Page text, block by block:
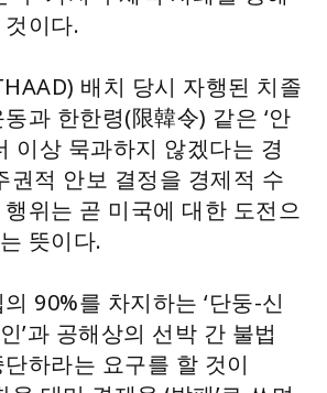
이다.
배치 당시 자행된 치졸
과 한한령(限韓令) 같은 ‘안
이상 묵과하지 않겠다는 경
권적 안보 결정을 경제적 수
위는 곧 미국에 대한 도전으
뜻이다.
90%를 차지하는 ‘단둥-신
’과 공해상의 선박 간 불법
하라는 요구를 할 것이